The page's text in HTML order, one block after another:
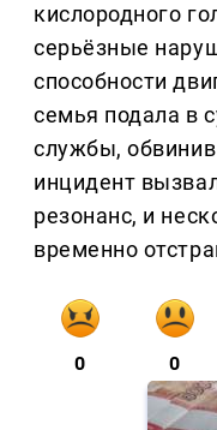
кислородного
серьёзные
способности
семья подала в
службы, обвинив
инцидент
резонанс, и
временно
0 0